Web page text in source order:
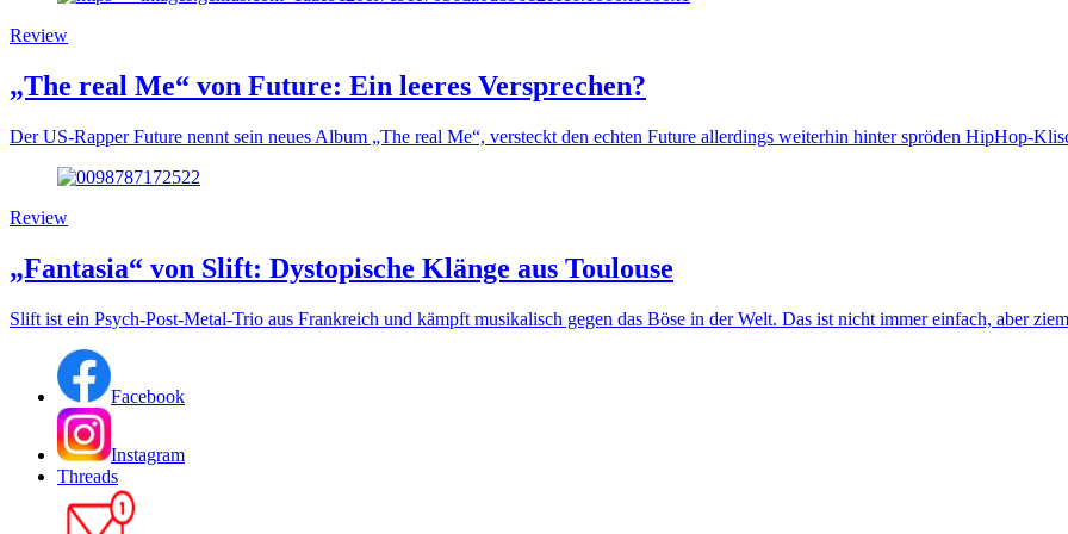
Review
„The real Me“ von Future: Ein leeres Versprechen?
Der US-Rapper Future nennt sein neues Album „The real Me“, versteckt den echten Future allerdings weiterhin hinter spröden HipHop-
Review
„Fantasia“ von Slift: Dystopische Klänge aus Toulouse
Slift ist ein Psych-Post-Metal-Trio aus Frankreich und kämpft musikalisch gegen das Böse in der Welt. Das ist nicht immer einfach, aber
Facebook
Instagram
Threads